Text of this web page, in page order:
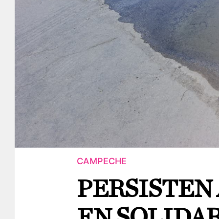
CAMPECHE
PERSISTEN